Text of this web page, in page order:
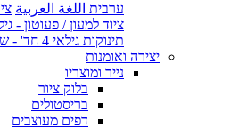
ערבית اللغة العربية
ציוד למעון / פעוטון - גילאי 1.9-
תינוקות גילאי 4 חד' - שנה
יצירה ואומנות
נייר ומוצריו
בלוק ציור
בריסטולים
דפים מעוצבים